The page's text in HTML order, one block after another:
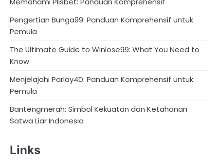
Pengertian Bunga99: Panduan Komprehensif untuk
Pemula
The Ultimate Guide to Winlose99: What You Need to
Know
Menjelajahi Parlay4D: Panduan Komprehensif untuk
Pemula
Bantengmerah: Simbol Kekuatan dan Ketahanan
Satwa Liar Indonesia
Links